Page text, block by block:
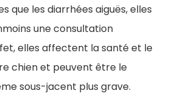
que les diarrhées aiguës, elles
une consultation
elles affectent la santé et le
chien et peuvent être le
sous-jacent plus grave.